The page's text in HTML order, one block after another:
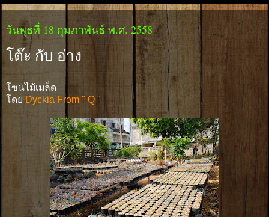
วันพุธที่ 18 กุมภาพันธ์ พ.ศ. 2558
โต๊ะ กับ อ่าง
โซนไม้เมล็ด
โดยDyckia From " Q "